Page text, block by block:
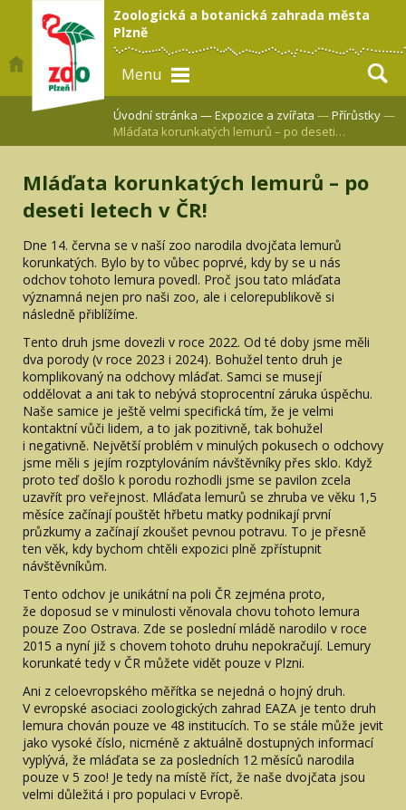
Zoologická a botanická zahrada města
Plzně
Menu
Úvodní stránka —Expozice a zvířata —Přírůstky—
Mláďata korunkatých lemurů – po deseti…
Mláďata korunkatých lemurů – po
deseti letech v ČR!
Dne 14. června se v naší zoo narodila dvojčata lemurů
korunkatých. Bylo by to vůbec poprvé, kdy by se u nás
odchov tohoto lemura povedl. Proč jsou tato mláďata
významná nejen pro naši zoo, ale i celorepublikově si
následně přiblížíme.
Tento druh jsme dovezli v roce 2022. Od té doby jsme měli
dva porody (v roce 2023 i 2024). Bohužel tento druh je
komplikovaný na odchovy mláďat. Samci se musejí
oddělovat a ani tak to nebývá stoprocentní záruka úspěchu.
Naše samice je ještě velmi specifická tím, že je velmi
kontaktní vůči lidem, a to jak pozitivně, tak bohužel
i negativně. Největší problém v minulých pokusech o odchovy
jsme měli s jejím rozptylováním návštěvníky přes sklo. Když
proto teď došlo k porodu rozhodli jsme se pavilon zcela
uzavřít pro veřejnost. Mláďata lemurů se zhruba ve věku 1,5
měsíce začínají pouštět hřbetu matky podnikají první
průzkumy a začínají zkoušet pevnou potravu. To je přesně
ten věk, kdy bychom chtěli expozici plně zpřístupnit
návštěvníkům.
Tento odchov je unikátní na poli ČR zejména proto,
že doposud se v minulosti věnovala chovu tohoto lemura
pouze Zoo Ostrava. Zde se poslední mládě narodilo v roce
2015 a nyní již s chovem tohoto druhu nepokračují. Lemury
korunkaté tedy v ČR můžete vidět pouze v Plzni.
Ani z celoevropského měřítka se nejedná o hojný druh.
V evropské asociaci zoologických zahrad EAZA je tento druh
lemura chován pouze ve 48 institucích. To se stále může jevit
jako vysoké číslo, nicméně z aktuálně dostupných informací
vyplývá, že mláďata se za posledních 12 měsíců narodila
pouze v 5 zoo! Je tedy na místě říct, že naše dvojčata jsou
velmi důležitá i pro populaci v Evropě.